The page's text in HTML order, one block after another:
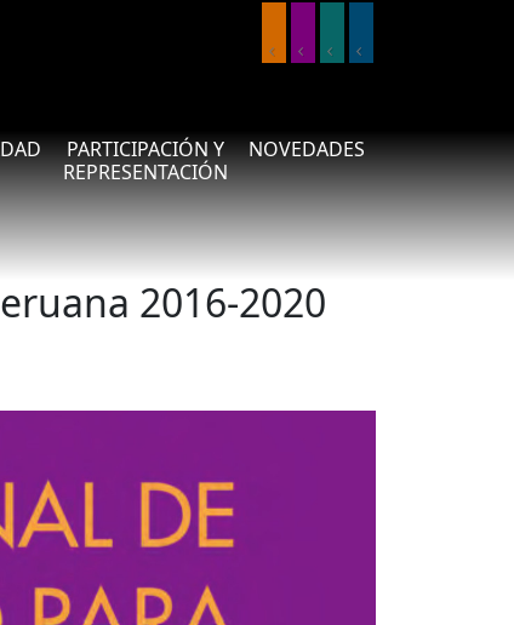
PARTICIPACIÓN Y
REPRESENTACIÓN
NOVEDADES
2016-2020